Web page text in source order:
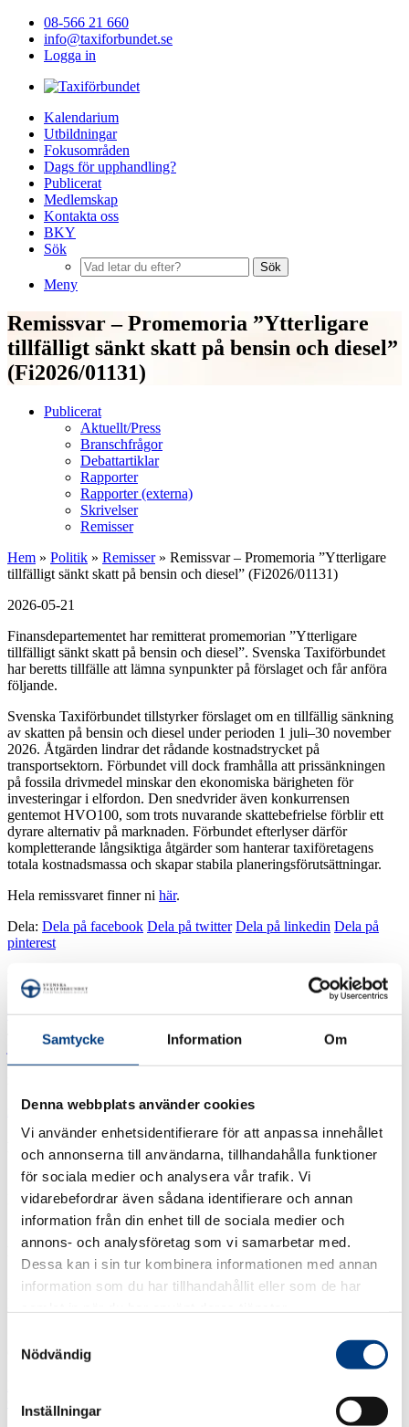
Samtycke Information Om
Denna webbplats använder cookies
Vi använder enhetsidentifierare för att anpassa innehållet
och annonserna till användarna, tillhandahålla funktioner
för sociala medier och analysera vår trafik. Vi
vidarebefordrar även sådana identifierare och annan
information från din enhet till de sociala medier och
annons- och analysföretag som vi samarbetar med.
Dessa kan i sin tur kombinera informationen med annan
information som du har tillhandahållit eller som de har
Nödvändig
Inställningar
08-566 21 660
info@taxiforbundet.se
Logga in
Kalendarium
Utbildningar
Fokusområden
Dags för upphandling?
Publicerat
Medlemskap
Kontakta oss
BKY
Sök
Sök
Meny
Remissvar – Promemoria ”Ytterligare
tillfälligt sänkt skatt på bensin och diesel”
(Fi2026/01131)
Publicerat
Aktuellt/Press
Branschfrågor
Debattartiklar
Rapporter
Rapporter (externa)
Skrivelser
Remisser
Hem » Politik » Remisser» Remissvar – Promemoria ”Ytterligare
tillfälligt sänkt skatt på bensin och diesel” (Fi2026/01131)
2026-05-21
Finansdepartementet har remitterat promemorian ”Ytterligare
tillfälligt sänkt skatt på bensin och diesel”. Svenska Taxiförbundet
har beretts tillfälle att lämna synpunkter på förslaget och får anföra
följande.
Svenska Taxiförbundet tillstyrker förslaget om en tillfällig sänkning
av skatten på bensin och diesel under perioden 1 juli–30 november
2026. Åtgärden lindrar det rådande kostnadstrycket på
transportsektorn. Förbundet vill dock framhålla att prissänkningen
på fossila drivmedel minskar den ekonomiska bärigheten för
investeringar i elfordon. Den snedvrider även konkurrensen
gentemot HVO100, som trots nuvarande skattebefrielse förblir ett
dyrare alternativ på marknaden. Förbundet efterlyser därför
kompletterande långsiktiga åtgärder som hanterar taxiföretagens
totala kostnadsmassa och skapar stabila planeringsförutsättningar.
Hela remissvaret finner ni här.
Dela: Dela på facebook Dela på twitter Dela på linkedin Dela på
pinterest
Kontakt
08-566 21 660
Juridiska frågor maila
juridik@taxiforbundet.se
info@taxiforbundet.se
Besökadress
Svenska Taxiförbundet
Karlavägen 83
114 59 Stockholm
Fakturering
Svenska Taxiförbundets Service AB
Org nr. 556176-4357
Cookiepolicy